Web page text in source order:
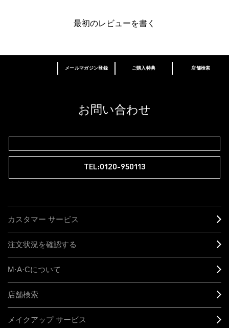
最初のレビューを書く
あなたはM･A･Cラバー ロイヤリティ プログ
登録後の初回購入時に10%OFF
メールマガジン登録 ご購入特典 店舗検索
お問い合わせ
TEL:0120-950113
カスタマー サービス
注文状況を確認する
M·A·Cについて
店舗検索
メイクアップ サービス